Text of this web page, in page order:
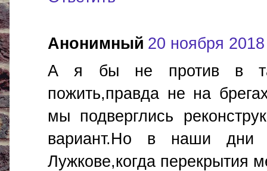
Анонимный 20 ноября 2018
А я бы не против в
пожить,правда не на
мы подверглись
вариант.Но в наши
Лужкове,когда перекрытия